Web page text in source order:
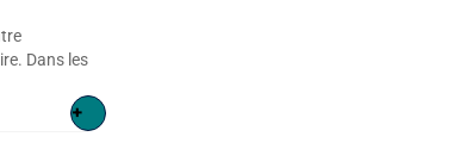
Dans les
+